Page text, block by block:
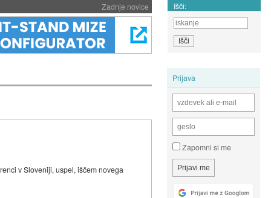
Zadnje novice Išči:
Prijava
Zapomni si me
v Sloveniji, uspel, iščem novega